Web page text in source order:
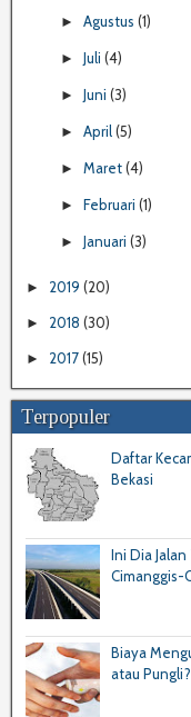
► Agustus (1)
► Juli (4)
► Juni (3)
► April(5)
► Maret(4)
► Februari (1)
► Januari (3)
► 2019 (20)
► 2018 (30)
► 2017(15)
Terpopuler
Daftar
Bekasi
Ini Dia
Cimanggis-
Biaya
atau Pungli?